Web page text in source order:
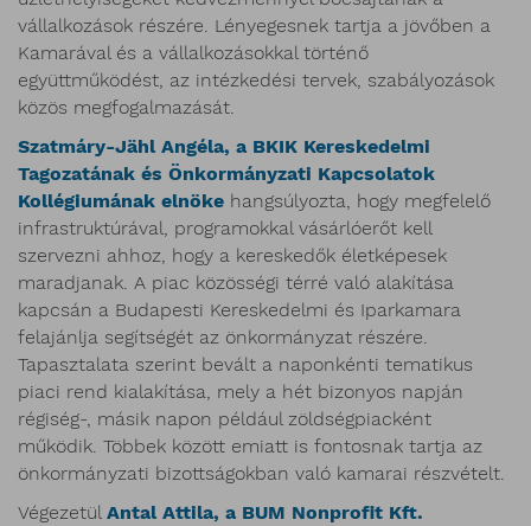
vállalkozások részére. Lényegesnek tartja a jövőben a
Kamarával és a vállalkozásokkal történő
együttműködést, az intézkedési tervek, szabályozások
közös megfogalmazását.
Szatmáry-Jähl Angéla, a BKIK Kereskedelmi
Tagozatának és Önkormányzati Kapcsolatok
Kollégiumának elnöke hangsúlyozta, hogy megfelelő
infrastruktúrával, programokkal vásárlóerőt kell
szervezni ahhoz, hogy a kereskedők életképesek
maradjanak. A piac közösségi térré való alakítása
kapcsán a Budapesti Kereskedelmi és Iparkamara
felajánlja segítségét az önkormányzat részére.
Tapasztalata szerint bevált a naponkénti tematikus
piaci rend kialakítása, mely a hét bizonyos napján
régiség-, másik napon például zöldségpiacként
működik. Többek között emiatt is fontosnak tartja az
önkormányzati bizottságokban való kamarai részvételt.
Végezetül Antal Attila, a BUM Nonprofit Kft.